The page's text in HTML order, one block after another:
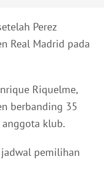
Perez
Real Madrid pada
Riquelme,
berbanding 35
klub.
jadwal pemilihan